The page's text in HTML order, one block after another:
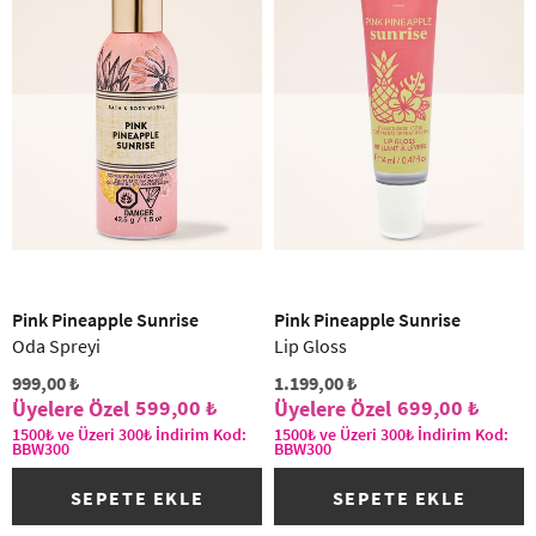
Pink Pineapple Sunrise
Oda Spreyi
999,00 ₺
599,00 ₺
1500₺ ve Üzeri 300₺ İndirim Kod:
BBW300
SEPETE EKLE
Pink Pineapple Sunrise
Lip Gloss
1.199,00 ₺
699,00 ₺
1500₺ ve Üzeri 300₺ İndirim Kod:
BBW300
SEPETE EKLE